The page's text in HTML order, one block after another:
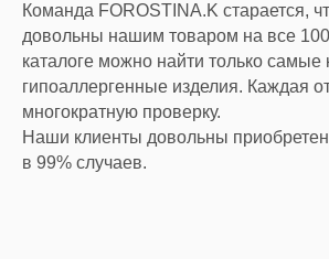
Команда FOROSTINA.K старается,
довольны нашим товаром на все
каталоге можно найти только самые
гипоаллергенные изделия. Каждая
многократную проверку.
Наши клиенты довольны
в 99% случаев.
Цепи
Кольца
Браслеты
Цепи на очки